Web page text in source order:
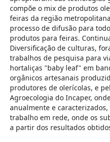
compõe o mix de produtos
feiras da região
processo de difusão para
produtos para feiras.
Diversificação de culturas,
trabalhos de pesquisa para
hortaliças "baby leaf" em
orgânicos artesanais
produtores de olerícolas, e
Agroecologia do Incaper,
anualmente e
trabalho em rede, onde os
a partir dos resultados